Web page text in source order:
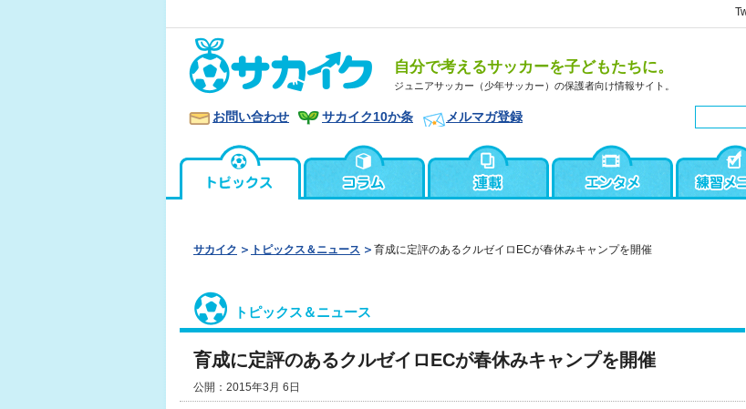
自分で考えるサッカーを子どもたちに。
ジュニアサッカー（少年サッカー）の保護者向け情報サイト。
お問い合わせ サカイク10か条 メルマガ登録
サカイク トピックス＆ニュース 育成に定評のあるクルゼイロECが春休みキャンプを開催
トピックス＆ニュース
育成に定評のあるクルゼイロECが春休みキャンプを開催
公開：2015年3月 6日